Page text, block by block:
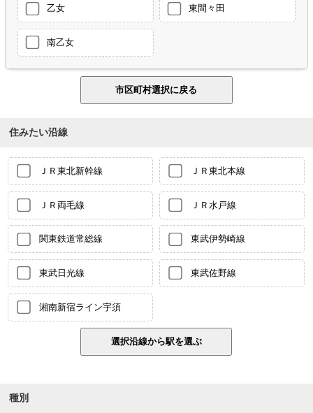
乙女 東間々田
南乙女
住みたい沿線
ＪＲ東北新幹線 ＪＲ東北本線
ＪＲ両毛線 ＪＲ水戸線
関東鉄道常総線 東武伊勢崎線
東武日光線 東武佐野線
湘南新宿ライン宇須
種別